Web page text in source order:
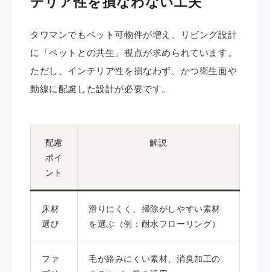
タワマンでもペット可物件が増え、リビング設計
に「ペットとの共生」視点が求められています。
ただし、インテリア性を損なわず、かつ衛生面や
動線に配慮した設計が必要です。
配慮
ポイ
ント
解説
床材
選び
滑りにくく、掃除がしやすい素材
を選ぶ（例：耐水フローリング）
ファ
毛が絡みにくい素材、消臭加工の